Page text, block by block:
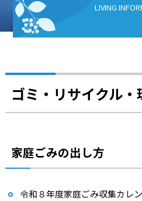
LIVING
ゴミ・リサイクル・
家庭ごみの出し方
令和８年度家庭ごみ収集カレ